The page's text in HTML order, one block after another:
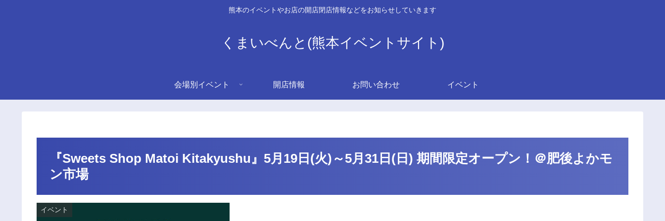
熊本のイベントやお店の開店閉店情報などをお知らせしていきます
くまいべんと(熊本イベントサイト)
会場別イベント 開店情報 お問い合わせ イベント
『Sweets Shop Matoi Kitakyushu』5月19日(火)～5月31日(日) 期間限定オープン！＠肥後よかモ
ン市場
イベント